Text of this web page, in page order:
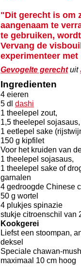
"Dit gerecht is om
aangenaam te
te gebruiken,
Vervang de
experimenteer
Gevogelte gerechtuit
Ingredienten
4 eieren
5 dl dashi
1 theelepel zout,
1,5 theelepel sojasaus,
1 eetlepel sake
150 g kipfilet
Voor het kruiden van
1 theelepel sojasaus,
1 theelepel sake of
garnalen
4 gedroogde Chinese
50 g wortel
4 plukjes spinazie
stukje citroenschil van
Kookgerei
Liefst een stoompan,
deksel
Speciale chawan-
maximaal 10 cm hoog